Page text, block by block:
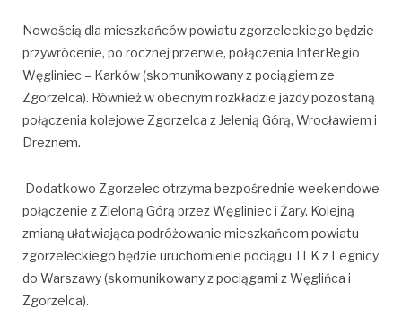
Nowością dla mieszkańców powiatu zgorzeleckiego będzie
przywrócenie, po rocznej przerwie, połączenia InterRegio
Węgliniec – Karków (skomunikowany z pociągiem ze
Zgorzelca). Również w obecnym rozkładzie jazdy pozostaną
połączenia kolejowe Zgorzelca z Jelenią Górą, Wrocławiem i
Dreznem.
Dodatkowo Zgorzelec otrzyma bezpośrednie weekendowe
połączenie z Zieloną Górą przez Węgliniec i Żary. Kolejną
zmianą ułatwiająca podróżowanie mieszkańcom powiatu
zgorzeleckiego będzie uruchomienie pociągu TLK z Legnicy
do Warszawy (skomunikowany z pociągami z Węglińca i
Zgorzelca).